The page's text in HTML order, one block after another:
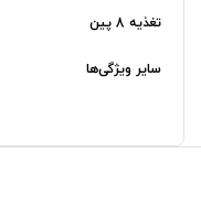
تغذیه 8 پین
سایر ویژگی‌ها